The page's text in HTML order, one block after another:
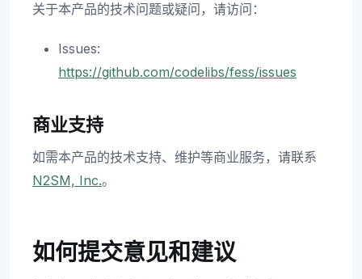
关于本产品的技术问题或疑问，请访问：
Issues:
https://github.com/codelibs/fess/issues
商业支持
如需本产品的技术支持、维护等商业服务，请联系
N2SM, Inc.。
如何提交意见和建议